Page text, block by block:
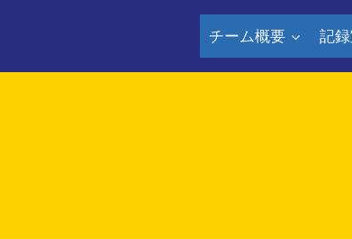
チーム概要 記